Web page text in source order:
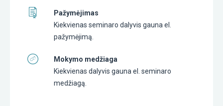
Pažymėjimas
Kiekvienas seminaro dalyvis gauna el.
pažymėjimą.
Mokymo medžiaga
Kiekvienas dalyvis gauna el. seminaro
medžiagą.